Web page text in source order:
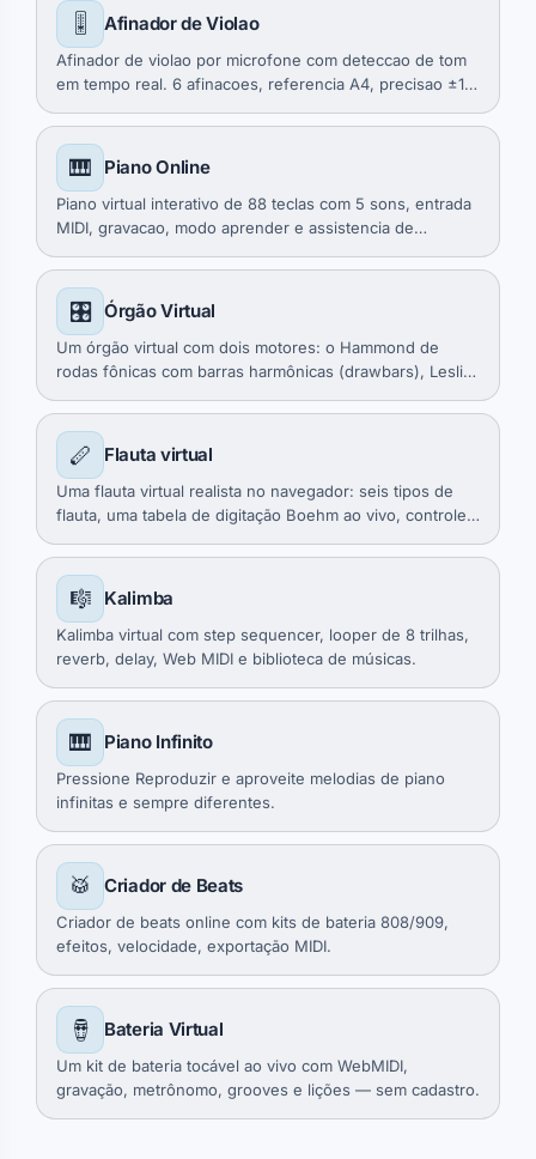
🎚️ Afinador de Violao
Afinador de violao por microfone com deteccao de tom
em tempo real. 6 afinacoes, referencia A4, precisao ±1
🎹 Piano Online
Piano virtual interativo de 88 teclas com 5 sons, entrada
MIDI, gravacao, modo aprender e assistencia de
🎛️ Órgão Virtual
Um órgão virtual com dois motores: o Hammond de
rodas fônicas com barras harmônicas (drawbars), Leslie
registros e reverb de catedral.
🪈 Flauta virtual
Uma flauta virtual realista no navegador: seis tipos de
flauta, uma tabela de digitação Boehm ao vivo, controle
🎼 Kalimba
Kalimba virtual com step sequencer, looper de 8 trilhas,
reverb, delay, Web MIDI e biblioteca de músicas.
🎹 Piano Infinito
Pressione Reproduzir e aproveite melodias de piano
infinitas e sempre diferentes.
🥁 Criador de Beats
Criador de beats online com kits de bateria 808/909,
efeitos, velocidade, exportação MIDI.
🪘 Bateria Virtual
Um kit de bateria tocável ao vivo com WebMIDI,
gravação, metrônomo, grooves e lições — sem cadastro.